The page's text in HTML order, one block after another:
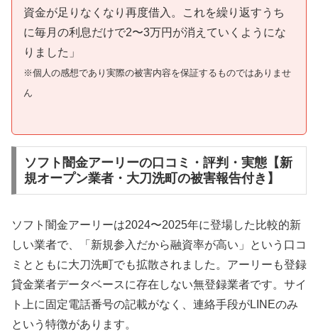
資金が足りなくなり再度借入。これを繰り返すうち
に毎月の利息だけで2〜3万円が消えていくようにな
りました」
※個人の感想であり実際の被害内容を保証するものではありませ
ん
ソフト闇金アーリーの口コミ・評判・実態【新
規オープン業者・大刀洗町の被害報告付き】
ソフト闇金アーリーは2024〜2025年に登場した比較的新
しい業者で、「新規参入だから融資率が高い」という口コ
ミとともに大刀洗町でも拡散されました。アーリーも登録
貸金業者データベースに存在しない無登録業者です。サイ
ト上に固定電話番号の記載がなく、連絡手段がLINEのみ
という特徴があります。